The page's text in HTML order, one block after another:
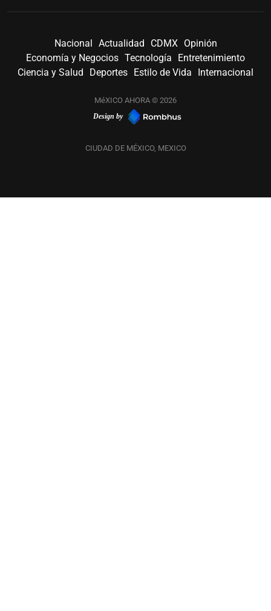
Nacional Actualidad CDMX
Opinión
Economía y Negocios Tecnología
Entretenimiento
Ciencia y Salud
Deportes Estilo de Vida Internacional
MéXICO AHORA © 2026
Design by
CIUDAD DE MÉXICO, MEXICO